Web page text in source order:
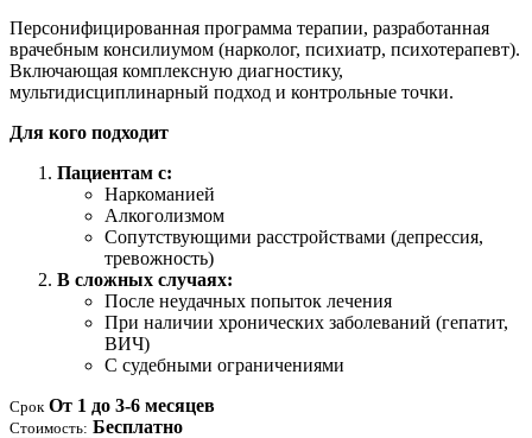
Персонифицированная программа терапии, разработанная
врачебным консилиумом (нарколог, психиатр, психотерапевт).
Включающая комплексную диагностику,
мультидисциплинарный подход и контрольные точки.
Для кого подходит
Пациентам с:
Наркоманией
Алкоголизмом
Сопутствующими расстройствами (депрессия,
тревожность)
В сложных случаях:
После неудачных попыток лечения
При наличии хронических заболеваний (гепатит,
ВИЧ)
С судебными ограничениями
Срок От 1 до 3-6 месяцев
Стоимость: Бесплатно